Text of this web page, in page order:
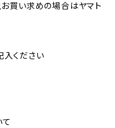
買い求めの場合はヤマト
ください